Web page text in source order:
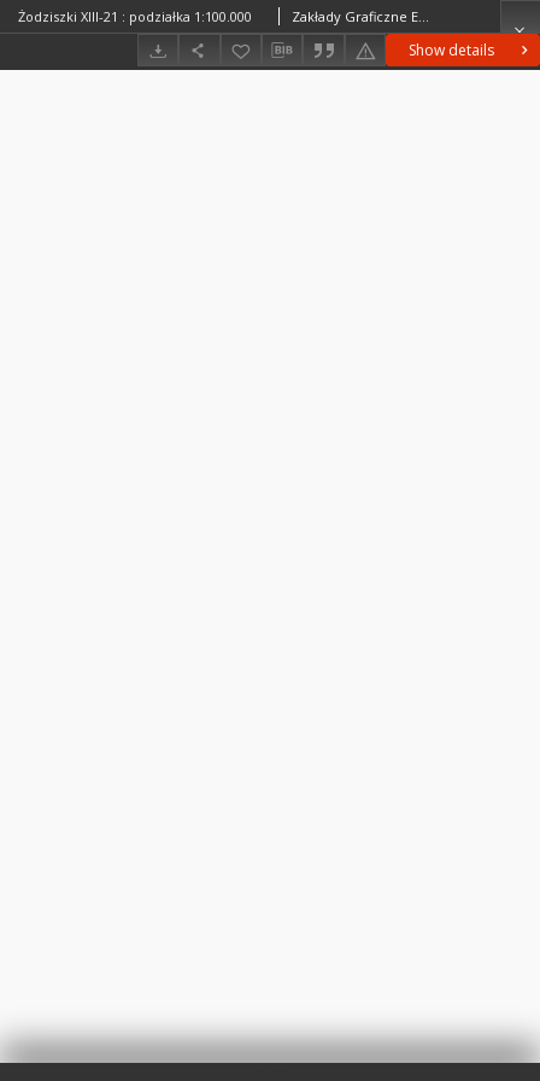
Show details
Żodziszki XIII-21 : podziałka 1:100.000 Zakłady Graficzne Eugeniusza i dra Kazimierza Koziańskich. RedaktorInstytut Wojskowo-Geograficzny (Warszawa). Wydawca